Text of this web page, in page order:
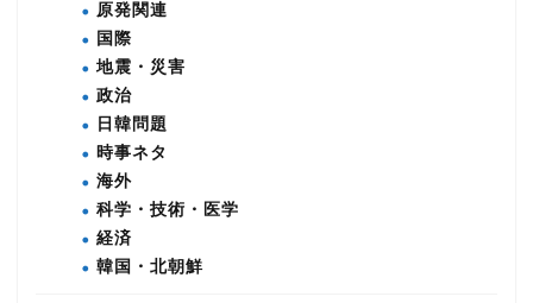
原発関連
国際
地震・災害
政治
日韓問題
時事ネタ
海外
科学・技術・医学
経済
韓国・北朝鮮